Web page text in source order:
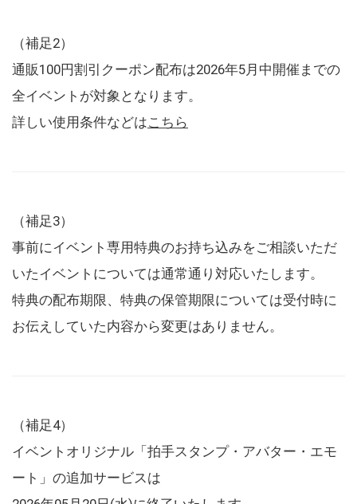
（補足2）
通販100円割引クーポン配布は2026年5月中開催までの
全イベントが対象となります。
詳しい使用条件などはこちら
（補足3）
事前にイベント専用特典のお持ち込みをご相談いただ
いたイベントについては通常通り対応いたします。
特典の配布期限、特典の保管期限については受付時に
お伝えしていた内容から変更はありません。
（補足4）
イベントオリジナル「拍手スタンプ・アバター・エモ
ート」の追加サービスは